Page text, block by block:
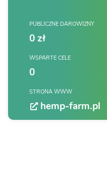
PUBLICZNE DAROWIZNY
0 zł
WSPARTE CELE
0
STRONA WWW
hemp-farm.pl